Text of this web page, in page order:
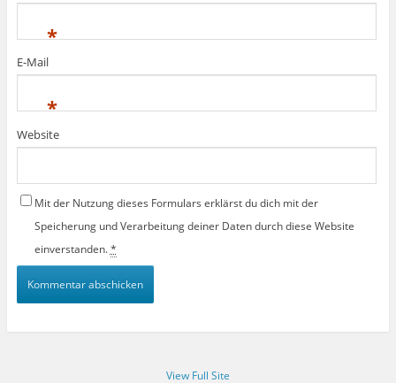
*
E-Mail
*
Website
Mit der Nutzung dieses Formulars erklärst du dich mit der
Speicherung und Verarbeitung deiner Daten durch diese Website
einverstanden.*
View Full Site